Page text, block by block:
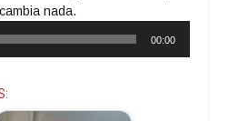
nada.
00:00